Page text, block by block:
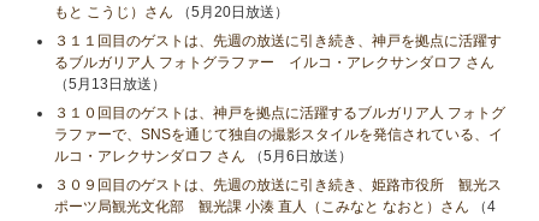
もと こうじ）さん （5月20日放送）
３１１回目のゲストは、先週の放送に引き続き、神戸を拠点に活躍す
るブルガリア人 フォトグラファー イルコ・アレクサンダロフ さん
（5月13日放送）
３１０回目のゲストは、神戸を拠点に活躍するブルガリア人 フォトグ
ラファーで、SNSを通じて独自の撮影スタイルを発信されている、イ
ルコ・アレクサンダロフ さん （5月6日放送）
３０９回目のゲストは、先週の放送に引き続き、姫路市役所 観光ス
ポーツ局観光文化部 観光課 小湊 直人（こみなと なおと）さん （4